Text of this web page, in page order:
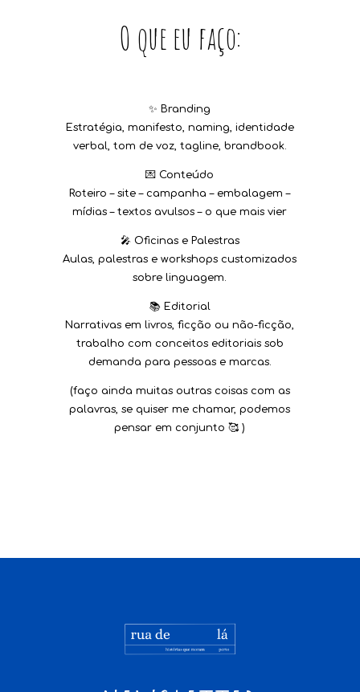
O que eu faço:
✨ Branding
Estratégia, manifesto, naming, identidade
verbal, tom de voz, tagline, brandbook.
💌 Conteúdo
Roteiro – site – campanha – embalagem –
mídias – textos avulsos – o que mais vier
🎤 Oficinas e Palestras
Aulas, palestras e workshops customizados
sobre linguagem.
📚 Editorial
Narrativas em livros, ficção ou não-ficção,
trabalho com conceitos editoriais sob
demanda para pessoas e marcas.
(faço ainda muitas outras coisas com as
palavras, se quiser me chamar, podemos
pensar em conjunto 🥰 )